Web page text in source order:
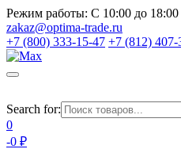
Режим работы: С 10:00 до
zakaz@optima-trade.ru
+7 (800) 333-15-47 +7 (812) 407-
Search for:
0
-0 ₽